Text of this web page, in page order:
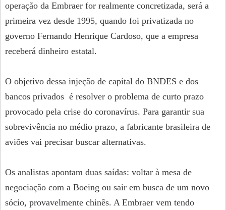
operação da Embraer for realmente concretizada, será a
primeira vez desde 1995, quando foi privatizada no
governo Fernando Henrique Cardoso, que a empresa
receberá dinheiro estatal.
O objetivo dessa injeção de capital do BNDES e dos
bancos privados é resolver o problema de curto prazo
provocado pela crise do coronavírus. Para garantir sua
sobrevivência no médio prazo, a fabricante brasileira de
aviões vai precisar buscar alternativas.
Os analistas apontam duas saídas: voltar à mesa de
negociação com a Boeing ou sair em busca de um novo
sócio, provavelmente chinês. A Embraer vem tendo